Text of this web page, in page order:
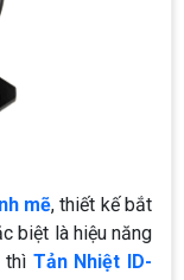
mẽ, thiết kế bắt
biệt là hiệu năng
thì Tản Nhiệt
ID-